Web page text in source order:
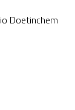
Doetinchem